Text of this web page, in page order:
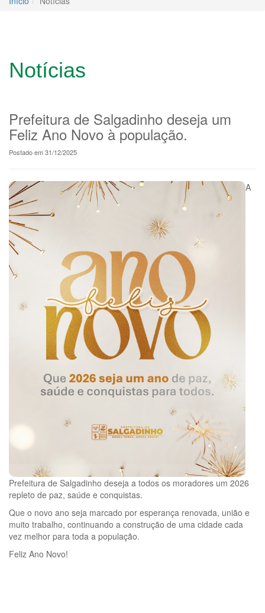
Notícias
Prefeitura de Salgadinho deseja um
Feliz Ano Novo à população.
Postado em 31/12/2025
A
Prefeitura de Salgadinho deseja a todos os moradores um 2026
repleto de paz, saúde e conquistas.
Que o novo ano seja marcado por esperança renovada, união e
muito trabalho, continuando a construção de uma cidade cada
vez melhor para toda a população.
Feliz Ano Novo!